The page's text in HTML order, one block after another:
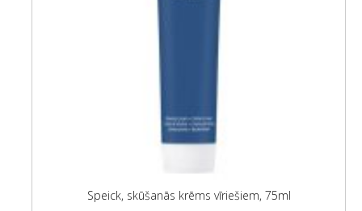
Speick, skūšanās krēms vīriešiem, 75ml